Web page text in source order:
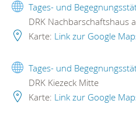
Tages- und
DRK Nachbarschaftshaus
Karte: Link zur Google
Tages- und
DRK Kiezeck Mitte
Karte: Link zur Google